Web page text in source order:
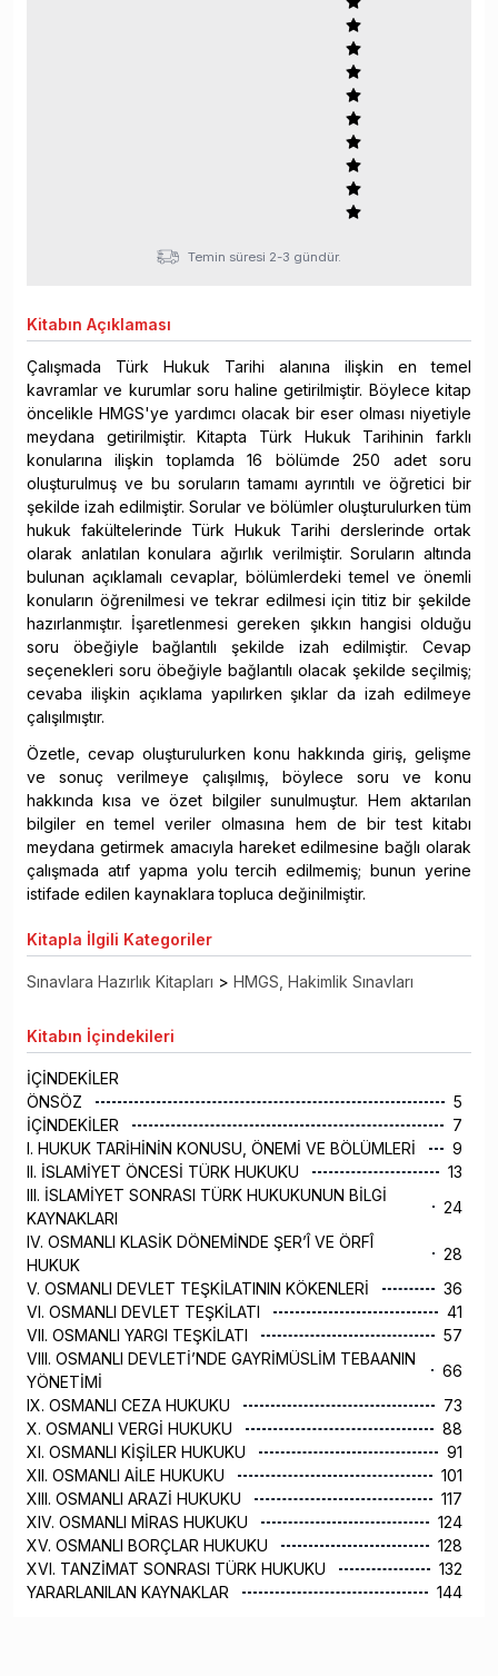
Temin süresi 2-3 gündür.
Kitabın Açıklaması
Çalışmada Türk Hukuk Tarihi alanına ilişkin en temel
kavramlar ve kurumlar soru haline getirilmiştir. Böylece kitap
öncelikle HMGS'ye yardımcı olacak bir eser olması niyetiyle
meydana getirilmiştir. Kitapta Türk Hukuk Tarihinin farklı
konularına ilişkin toplamda 16 bölümde 250 adet soru
oluşturulmuş ve bu soruların tamamı ayrıntılı ve öğretici bir
şekilde izah edilmiştir. Sorular ve bölümler oluşturulurken tüm
hukuk fakültelerinde Türk Hukuk Tarihi derslerinde ortak
olarak anlatılan konulara ağırlık verilmiştir. Soruların altında
bulunan açıklamalı cevaplar, bölümlerdeki temel ve önemli
konuların öğrenilmesi ve tekrar edilmesi için titiz bir şekilde
hazırlanmıştır. İşaretlenmesi gereken şıkkın hangisi olduğu
soru öbeğiyle bağlantılı şekilde izah edilmiştir. Cevap
seçenekleri soru öbeğiyle bağlantılı olacak şekilde seçilmiş;
cevaba ilişkin açıklama yapılırken şıklar da izah edilmeye
çalışılmıştır.
Özetle, cevap oluşturulurken konu hakkında giriş, gelişme
ve sonuç verilmeye çalışılmış, böylece soru ve konu
hakkında kısa ve özet bilgiler sunulmuştur. Hem aktarılan
bilgiler en temel veriler olmasına hem de bir test kitabı
meydana getirmek amacıyla hareket edilmesine bağlı olarak
çalışmada atıf yapma yolu tercih edilmemiş; bunun yerine
istifade edilen kaynaklara topluca değinilmiştir.
Kitapla İlgili Kategoriler
Sınavlara Hazırlık Kitapları > HMGS, Hakimlik Sınavları
Kitabın İçindekileri
İÇİNDEKİLER
ÖNSÖZ
5
İÇİNDEKİLER
7
I. HUKUK TARİHİNİN KONUSU, ÖNEMİ VE BÖLÜMLERİ
9
II. İSLAMİYET ÖNCESİ TÜRK HUKUKU
13
III. İSLAMİYET SONRASI TÜRK HUKUKUNUN BİLGİ
KAYNAKLARI
24
IV. OSMANLI KLASİK DÖNEMİNDE ŞER’Î VE ÖRFÎ
HUKUK
28
V. OSMANLI DEVLET TEŞKİLATININ KÖKENLERİ
36
VI. OSMANLI DEVLET TEŞKİLATI
41
VII. OSMANLI YARGI TEŞKİLATI
57
VIII. OSMANLI DEVLETİ’NDE GAYRİMÜSLİM TEBAANIN
YÖNETİMİ
66
IX. OSMANLI CEZA HUKUKU
73
X. OSMANLI VERGİ HUKUKU
88
XI. OSMANLI KİŞİLER HUKUKU
91
XII. OSMANLI AİLE HUKUKU
101
XIII. OSMANLI ARAZİ HUKUKU
117
XIV. OSMANLI MİRAS HUKUKU
124
XV. OSMANLI BORÇLAR HUKUKU
128
XVI. TANZİMAT SONRASI TÜRK HUKUKU
132
YARARLANILAN KAYNAKLAR
144